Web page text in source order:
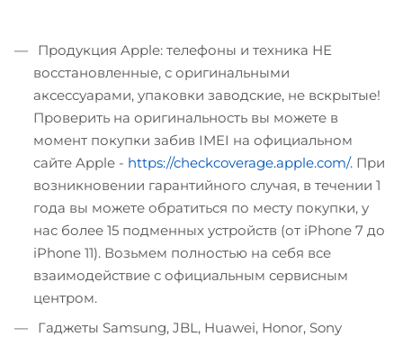
Продукция Apple: телефоны и техника НЕ
восстановленные, с оригинальными
аксессуарами, упаковки заводские, не вскрытые!
Проверить на оригинальность вы можете в
момент покупки забив IMEI на официальном
сайте Apple - https://checkcoverage.apple.com/. При
возникновении гарантийного случая, в течении 1
года вы можете обратиться по месту покупки, у
нас более 15 подменных устройств (от iPhone 7 до
iPhone 11). Возьмем полностью на себя все
взаимодействие с официальным сервисным
центром.
Гаджеты Samsung, JBL, Huawei, Honor, Sony